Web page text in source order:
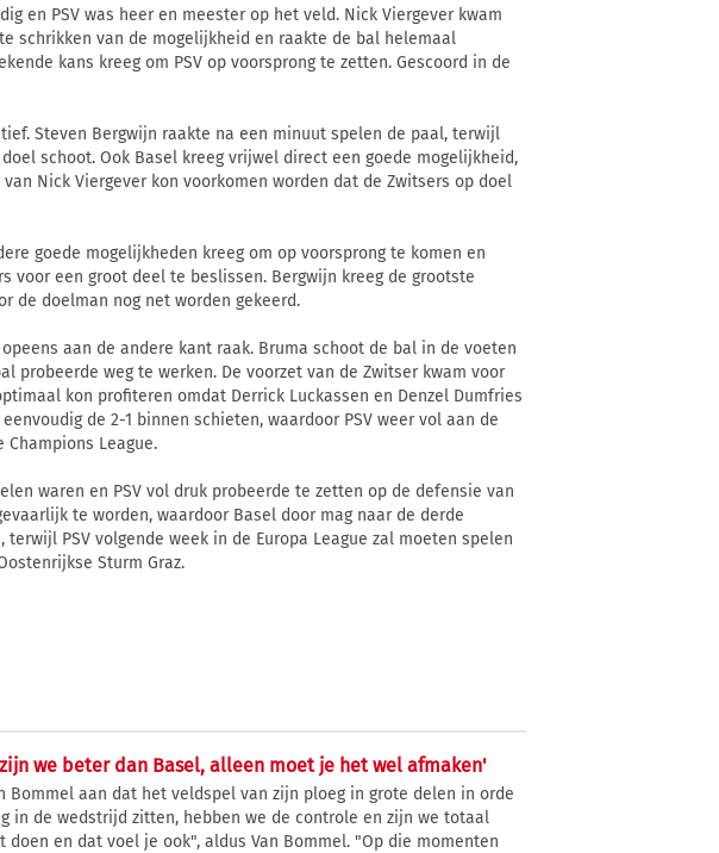
en PSV was heer en meester op het veld. Nick Viergever kwam
schrikken van de mogelijkheid en raakte de bal helemaal
kans kreeg om PSV op voorsprong te zetten. Gescoord in de
Steven Bergwijn raakte na een minuut spelen de paal, terwijl
schoot. Ook Basel kreeg vrijwel direct een goede mogelijkheid,
Nick Viergever kon voorkomen worden dat de Zwitsers op doel
goede mogelijkheden kreeg om op voorsprong te komen en
voor een groot deel te beslissen. Bergwijn kreeg de grootste
de doelman nog net worden gekeerd.
aan de andere kant raak. Bruma schoot de bal in de voeten
probeerde weg te werken. De voorzet van de Zwitser kwam voor
kon profiteren omdat Derrick Luckassen en Denzel Dumfries
de 2-1 binnen schieten, waardoor PSV weer vol aan de
League.
waren en PSV vol druk probeerde te zetten op de defensie van
te worden, waardoor Basel door mag naar de derde
terwijl PSV volgende week in de Europa League zal moeten spelen
Sturm Graz.
we beter dan Basel, alleen moet je het wel afmaken'
Bommel aan dat het veldspel van zijn ploeg in grote delen in orde
in de wedstrijd zitten, hebben we de controle en zijn we totaal
doen en dat voel je ook", aldus Van Bommel. "Op die momenten